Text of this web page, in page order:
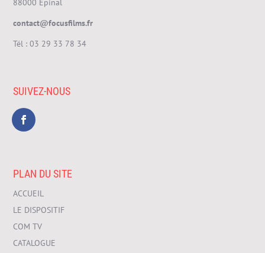
88000 Epinal
contact@focusfilms.fr
Tél :03 29 33 78 34
SUIVEZ-NOUS
PLAN DU SITE
ACCUEIL
LE DISPOSITIF
COM TV
CATALOGUE